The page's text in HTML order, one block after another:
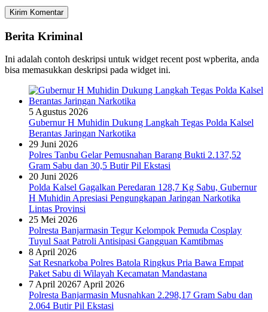
Berita Kriminal
Ini adalah contoh deskripsi untuk widget recent post wpberita, anda
bisa memasukkan deskripsi pada widget ini.
5 Agustus 2026
Gubernur H Muhidin Dukung Langkah Tegas Polda Kalsel
Berantas Jaringan Narkotika
29 Juni 2026
Polres Tanbu Gelar Pemusnahan Barang Bukti 2.137,52
Gram Sabu dan 30,5 Butir Pil Ekstasi
20 Juni 2026
Polda Kalsel Gagalkan Peredaran 128,7 Kg Sabu, Gubernur
H Muhidin Apresiasi Pengungkapan Jaringan Narkotika
Lintas Provinsi
25 Mei 2026
Polresta Banjarmasin Tegur Kelompok Pemuda Cosplay
Tuyul Saat Patroli Antisipasi Gangguan Kamtibmas
8 April 2026
Sat Resnarkoba Polres Batola Ringkus Pria Bawa Empat
Paket Sabu di Wilayah Kecamatan Mandastana
7 April 20267 April 2026
Polresta Banjarmasin Musnahkan 2.298,17 Gram Sabu dan
2.064 Butir Pil Ekstasi